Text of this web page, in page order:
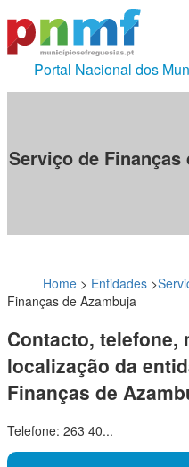
Portal Nacional dos
Serviço de Finanças
Home > Entidades >
Finanças de Azambuja
Contacto, telefone,
localização da
Finanças de
Telefone: 263 40...